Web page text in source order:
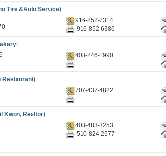
Tire &Auto Service)
916-852-7314
916-852-6386
408-246-1990
Restaurant)
707-437-4822
Kwon, Realtor)
408-483-3253
510-824-2577